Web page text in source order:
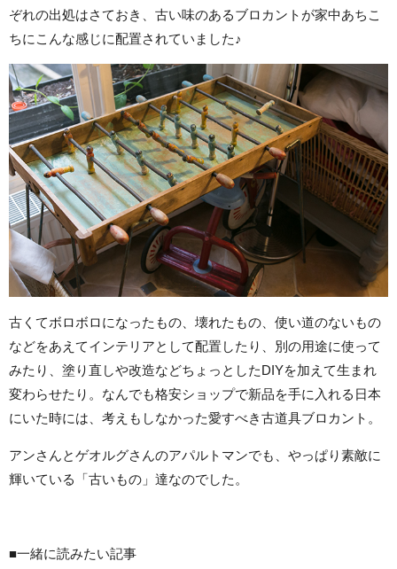
ぞれの出処はさておき、古い味のあるブロカントが家中あちこ
ちにこんな感じに配置されていました♪
古くてボロボロになったもの、壊れたもの、使い道のないもの
などをあえてインテリアとして配置したり、別の用途に使って
みたり、塗り直しや改造などちょっとしたDIYを加えて生まれ
変わらせたり。なんでも格安ショップで新品を手に入れる日本
にいた時には、考えもしなかった愛すべき古道具ブロカント。
アンさんとゲオルグさんのアパルトマンでも、やっぱり素敵に
輝いている「古いもの」達なのでした。
■一緒に読みたい記事